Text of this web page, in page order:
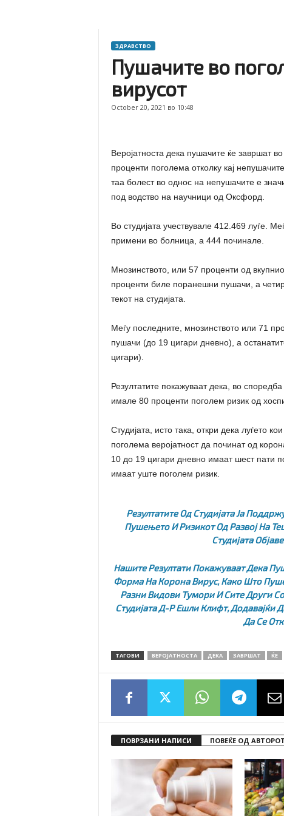
ЗДРАВСТВО
Пушачите во
вирусот
October 20, 2021 во 10:48
Веројатноста дека пушачите ќе завршат
проценти поголема отколку кај
таа болест во однос на непушачите е
под водство на научници од Оксфорд.
Во студијата учествувале 412.469 луѓе.
примени во болница, а 444 починале.
Мнозинството, или 57 проценти од
проценти биле поранешни пушачи, а
текот на студијата.
Меѓу последните, мнозинството или 71
пушачи (до 19 цигари дневно), а
цигари).
Резултатите покажуваат дека, во
имале 80 проценти поголем ризик од
Студијата, исто така, откри дека луѓето
поголема веројатност да починат од
10 до 19 цигари дневно имаат шест пати
имаат уште поголем ризик.
Резултатите Од Студијата Ја
Пушењето И Ризикот Од Развој На
Студијата
Нашите Резултати Покажуваат Дека
Форма На Корона Вирус, Како Што
Разни Видови Тумори И Сите Други
Студијата Д-Р Ешли Клифт, Додавајќи
Да Се
ТАГОВИ ВЕРОЈАТНОСТА ДЕКА ЗАВРШАТ ЌЕ
ПОВРЗАНИ НАПИСИ ПОВЕЌЕ ОД АВТОРОТ